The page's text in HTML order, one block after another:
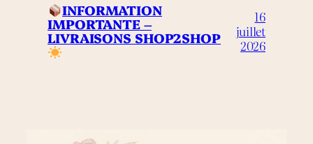
INFORMATION
IMPORTANTE –
LIVRAISONS SHOP2SHOP
16
juillet
2026